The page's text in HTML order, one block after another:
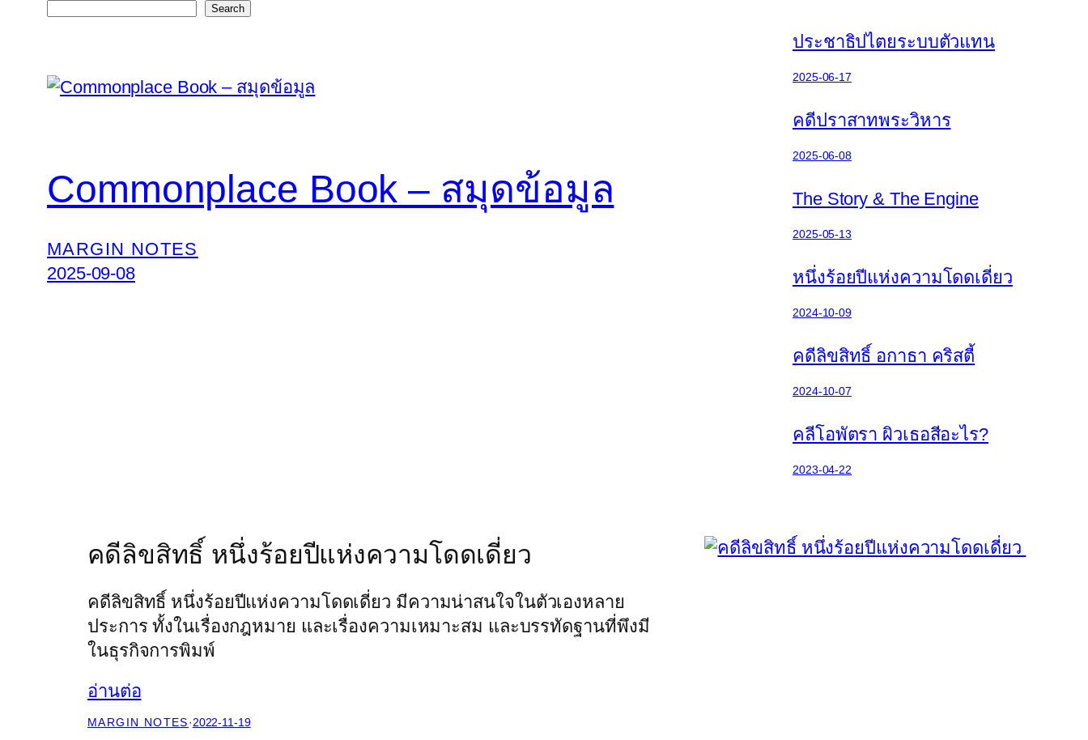
Search
Commonplace Book – สมุดข้อมูล
MARGIN NOTES
2025-09-08
ประชาธิปไตยระบบตัวแทน
2025-06-17
คดีปราสาทพระวิหาร
2025-06-08
The Story & The Engine
2025-05-13
หนึ่งร้อยปีแห่งความโดดเดี่ยว
2024-10-09
คดีลิขสิทธิ์ อกาธา คริสตี้
2024-10-07
คลีโอพัตรา ผิวเธอสีอะไร?
2023-04-22
คดีลิขสิทธิ์ หนึ่งร้อยปีแห่งความโดดเดี่ยว
คดีลิขสิทธิ์ หนึ่งร้อยปีแห่งความโดดเดี่ยว มีความน่าสนใจในตัวเองหลาย
ประการ ทั้งในเรื่องกฎหมาย และเรื่องความเหมาะสม และบรรทัดฐานที่พึงมี
ในธุรกิจการพิมพ์
อ่านต่อ
MARGIN NOTES·2022-11-19